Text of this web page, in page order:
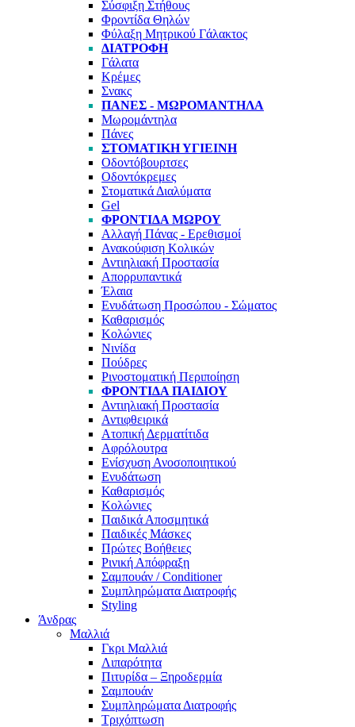
Σύσφιξη Στήθους
Φροντίδα Θηλών
Φύλαξη Μητρικού Γάλακτος
ΔΙΑΤΡΟΦΉ
Γάλατα
Κρέμες
Σνακς
ΠΆΝΕΣ - ΜΩΡΟΜΆΝΤΗΛΑ
Μωρομάντηλα
Πάνες
ΣΤΟΜΑΤΙΚΉ ΥΓΙΕΙΝΉ
Οδοντόβουρτσες
Οδοντόκρεμες
Στοματικά Διαλύματα
Gel
ΦΡΟΝΤΊΔΑ ΜΩΡΟΎ
Αλλαγή Πάνας - Ερεθισμοί
Ανακούφιση Κολικών
Αντιηλιακή Προστασία
Απορρυπαντικά
Έλαια
Ενυδάτωση Προσώπου - Σώματος
Καθαρισμός
Κολώνιες
Νινίδα
Πούδρες
Ρινοστοματική Περιποίηση
ΦΡΟΝΤΊΔΑ ΠΑΙΔΙΟΎ
Αντιηλιακή Προστασία
Αντιφθειρικά
Ατοπική Δερματίτιδα
Αφρόλουτρα
Ενίσχυση Ανοσοποιητικού
Ενυδάτωση
Καθαρισμός
Κολώνιες
Παιδικά Αποσμητικά
Παιδικές Μάσκες
Πρώτες Βοήθειες
Ρινική Απόφραξη
Σαμπουάν / Conditioner
Συμπληρώματα Διατροφής
Styling
Άνδρας
Μαλλιά
Γκρι Μαλλιά
Λιπαρότητα
Πιτυρίδα – Ξηροδερμία
Σαμπουάν
Συμπληρώματα Διατροφής
Τριχόπτωση